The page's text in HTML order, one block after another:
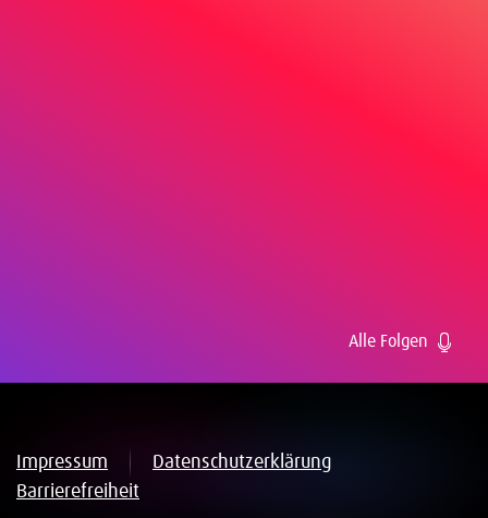
Alle Folgen
Impressum
Datenschutzerklärung
Barrierefreiheit